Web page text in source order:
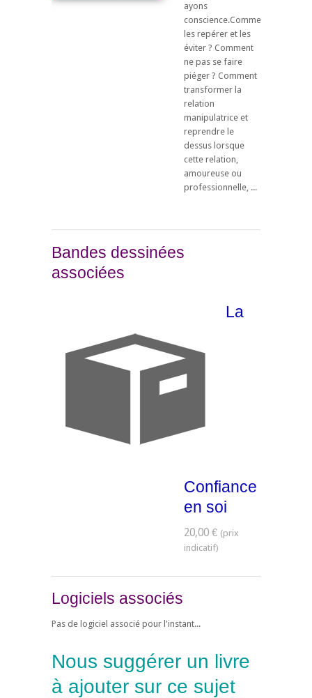
ayons
conscience.Comment
les repérer et les
éviter ? Comment
ne pas se faire
piéger ? Comment
transformer la
relation
manipulatrice et
reprendre le
dessus lorsque
cette relation,
amoureuse ou
professionnelle, ...
Bandes dessinées
associées
La
Confiance
en soi
20,00 €
Logiciels associés
Pas de logiciel associé pour l'instant...
Nous suggérer un livre
à ajouter sur ce sujet